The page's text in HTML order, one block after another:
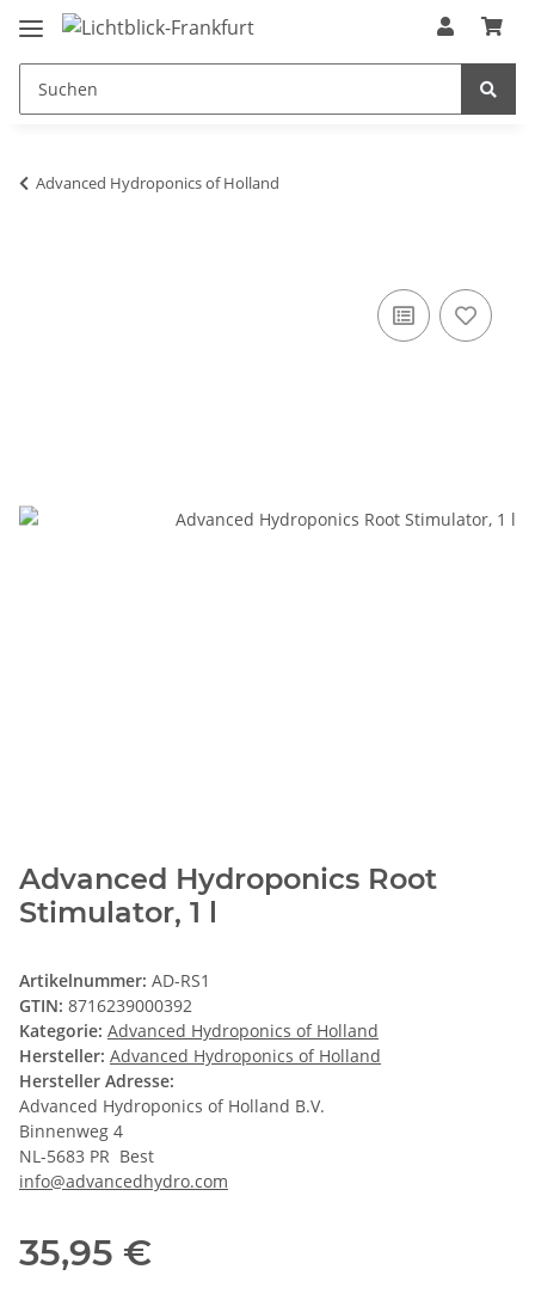
Advanced Hydroponics of Holland
Advanced Hydroponics Root
Stimulator, 1 l
Artikelnummer: AD-RS1
GTIN: 8716239000392
Kategorie: Advanced Hydroponics of Holland
Hersteller: Advanced Hydroponics of Holland
Hersteller Adresse:
Advanced Hydroponics of Holland B.V.
Binnenweg 4
NL-5683 PR Best
info@advancedhydro.com
35,95 €